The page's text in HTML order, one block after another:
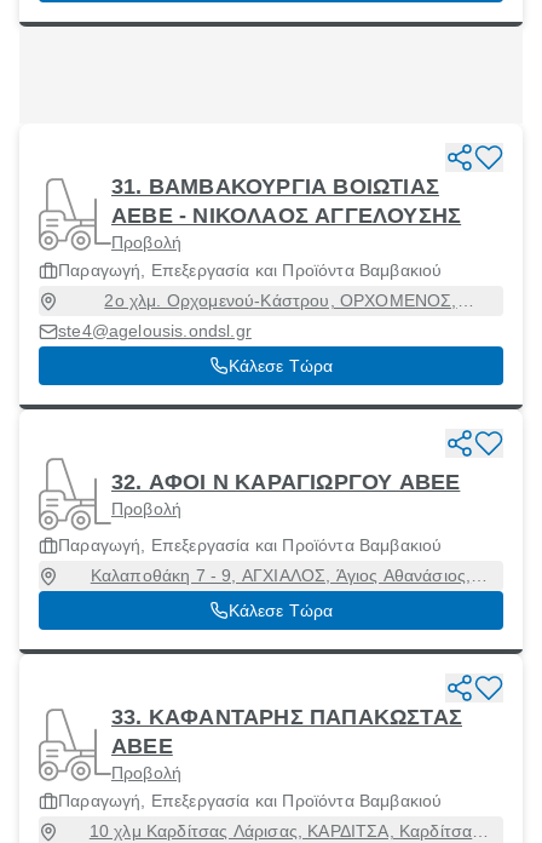
31. ΒΑΜΒΑΚΟΥΡΓΙΑ ΒΟΙΩΤΙΑΣ
ΑΕΒΕ - ΝΙΚΟΛΑΟΣ ΑΓΓΕΛΟΥΣΗΣ
Προβολή
Παραγωγή, Επεξεργασία και Προϊόντα Βαμβακιού
2ο χλμ. Ορχομενού-Κάστρου, ΟΡΧΟΜΕΝΟΣ,
Ορχομενός, Βοιωτία, 32300
ste4@agelousis.ondsl.gr
Κάλεσε Τώρα
32. ΑΦΟΙ Ν ΚΑΡΑΓΙΩΡΓΟΥ ABEE
Προβολή
Παραγωγή, Επεξεργασία και Προϊόντα Βαμβακιού
Καλαποθάκη 7 - 9, ΑΓΧΙΑΛΟΣ, Άγιος Αθανάσιος,
Θεσσαλονίκη, 57011
Κάλεσε Τώρα
33. ΚΑΦΑΝΤΑΡΗΣ ΠΑΠΑΚΩΣΤΑΣ
ΑΒΕΕ
Προβολή
Παραγωγή, Επεξεργασία και Προϊόντα Βαμβακιού
10 χλμ Καρδίτσας Λάρισας, ΚΑΡΔΙΤΣΑ, Καρδίτσα